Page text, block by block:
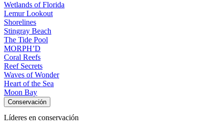
Wetlands of Florida
Lemur Lookout
Shorelines
Stingray Beach
The Tide Pool
MORPH’D
Coral Reefs
Reef Secrets
Waves of Wonder
Heart of the Sea
Moon Bay
Conservación
Líderes en conservación